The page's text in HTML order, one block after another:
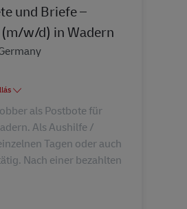
und Briefe –
w/d) in Wadern
als Postbote für
Als Aushilfe /
Tagen oder auch
Nach einer bezahlten